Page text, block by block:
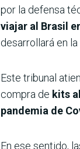
por la defensa
viajar al Brasil
desarrollará en la
Este tribunal
compra de kits
pandemia de
En ese sentido,